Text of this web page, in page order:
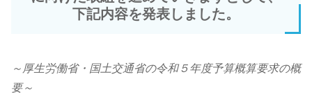
下記内容を発表しました。
～厚生労働省・国土交通省の令和５年度予算概算要求の概
要～